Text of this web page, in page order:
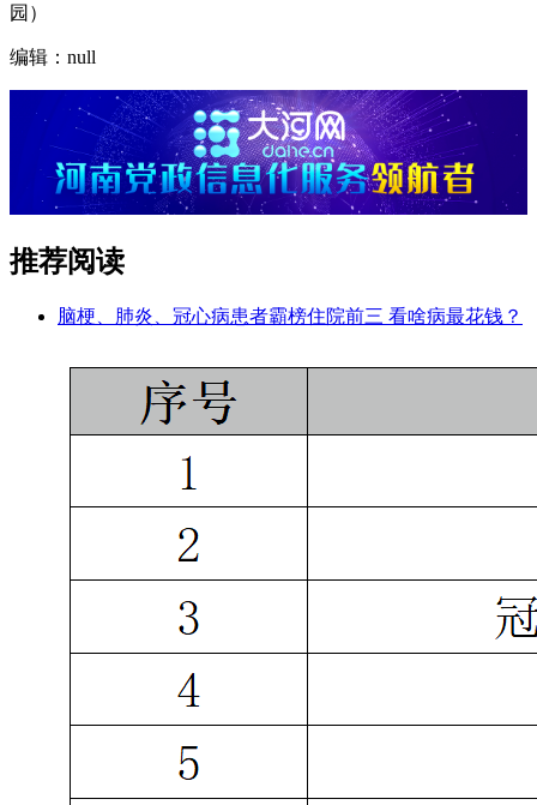
园）
编辑：null
推荐阅读
脑梗、肺炎、冠心病患者霸榜住院前三 看啥病最花钱？